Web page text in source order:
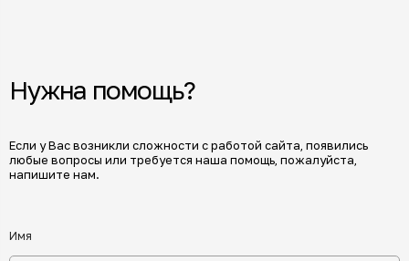
Нужна помощь?
Если у Вас возникли сложности с работой сайта, появились
любые вопросы или требуется наша помощь, пожалуйста,
напишите нам.
Имя